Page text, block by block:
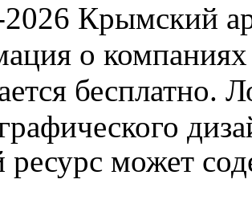
Крымский
о компаниях
бесплатно.
может